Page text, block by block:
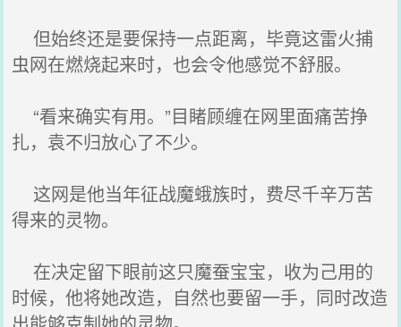
但始终还是要保持一点距离，毕竟这雷火捕
虫网在燃烧起来时，也会令他感觉不舒服。
“看来确实有用。”目睹顾缠在网里面痛苦挣
扎，袁不归放心了不少。
这网是他当年征战魔蛾族时，费尽千辛万苦
得来的灵物。
在决定留下眼前这只魔蚕宝宝，收为己用的
时候，他将她改造，自然也要留一手，同时改造